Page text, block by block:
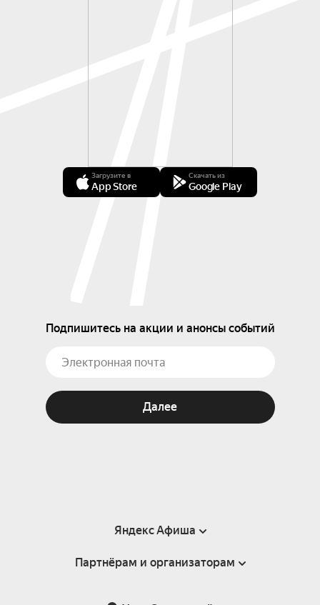
Загрузите в
App Store
Скачать из
Google Play
Подпишитесь на акции и анонсы событий
Далее
Яндекс Афиша
Справка
Партнёрам и организаторам